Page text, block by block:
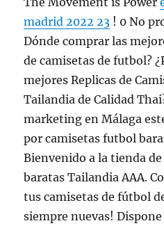
madrid 2022 23 ! 0 No
Dónde comprar las
de camisetas de futbol?
mejores Replicas de
Tailandia de Calidad
marketing en Málaga
por camisetas futbol
Bienvenido a la tienda
baratas Tailandia AAA.
tus camisetas de fútbol
siempre nuevas!